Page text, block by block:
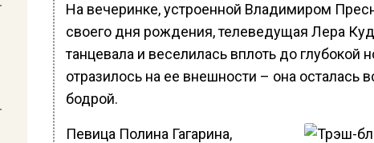
На вечеринке, устроенной Владимиром
своего дня рождения, телеведущая Лера
танцевала и веселилась вплоть до глубокой
отразилось на ее внешности – она осталась
бодрой.
Певица Полина Гагарина,